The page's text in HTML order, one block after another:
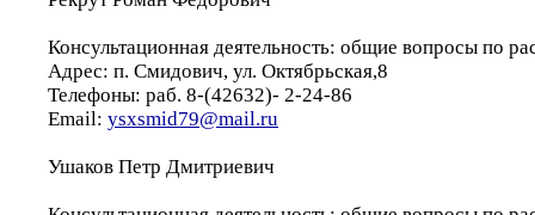
Консультационная деятельность: общие вопросы по
Адрес: п. Смидович, ул. Октябрьская,8
Телефоны: раб. 8-(42632)- 2-24-86
Email: ysxsmid79@mail.ru
Ушаков Петр Дмитриевич